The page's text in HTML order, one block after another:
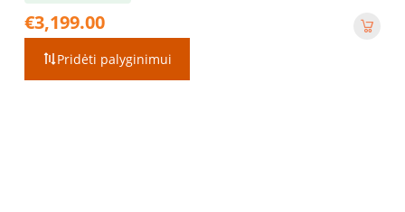
€3,199.00
Pridėti palyginimui